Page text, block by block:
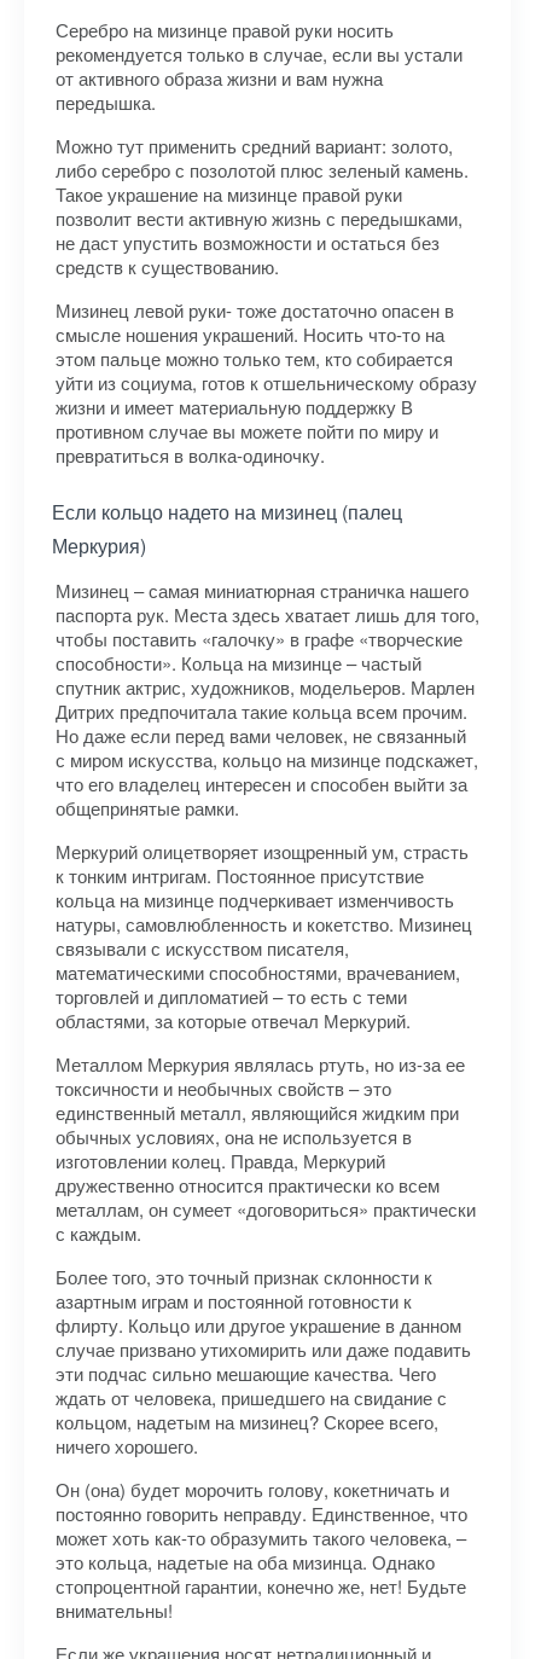
Серебро на мизинце правой руки носить
рекомендуется только в случае, если вы устали
от активного образа жизни и вам нужна
передышка.
Можно тут применить средний вариант: золото,
либо серебро с позолотой плюс зеленый камень.
Такое украшение на мизинце правой руки
позволит вести активную жизнь с передышками,
не даст упустить возможности и остаться без
средств к существованию.
Мизинец левой руки- тоже достаточно опасен в
смысле ношения украшений. Носить что-то на
этом пальце можно только тем, кто собирается
уйти из социума, готов к отшельническому образу
жизни и имеет материальную поддержку В
противном случае вы можете пойти по миру и
превратиться в волка-одиночку.
Если кольцо надето на мизинец (палец
Меркурия)
Мизинец – самая миниатюрная страничка нашего
паспорта рук. Места здесь хватает лишь для того,
чтобы поставить «галочку» в графе «творческие
способности». Кольца на мизинце – частый
спутник актрис, художников, модельеров. Марлен
Дитрих предпочитала такие кольца всем прочим.
Но даже если перед вами человек, не связанный
с миром искусства, кольцо на мизинце подскажет,
что его владелец интересен и способен выйти за
общепринятые рамки.
Меркурий олицетворяет изощренный ум, страсть
к тонким интригам. Постоянное присутствие
кольца на мизинце подчеркивает изменчивость
натуры, самовлюбленность и кокетство. Мизинец
связывали с искусством писателя,
математическими способностями, врачеванием,
торговлей и дипломатией – то есть с теми
областями, за которые отвечал Меркурий.
Металлом Меркурия являлась ртуть, но из-за ее
токсичности и необычных свойств – это
единственный металл, являющийся жидким при
обычных условиях, она не используется в
изготовлении колец. Правда, Меркурий
дружественно относится практически ко всем
металлам, он сумеет «договориться» практически
с каждым.
Более того, это точный признак склонности к
азартным играм и постоянной готовности к
флирту. Кольцо или другое украшение в данном
случае призвано утихомирить или даже подавить
эти подчас сильно мешающие качества. Чего
ждать от человека, пришедшего на свидание с
кольцом, надетым на мизинец? Скорее всего,
ничего хорошего.
Он (она) будет морочить голову, кокетничать и
постоянно говорить неправду. Единственное, что
может хоть как-то образумить такого человека, –
это кольца, надетые на оба мизинца. Однако
стопроцентной гарантии, конечно же, нет! Будьте
внимательны!
Если же украшения носят нетрадиционный и